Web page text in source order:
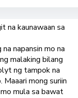
na kaunawaan sa
napansin mo na
malaking bilang
ng tampok na
mong suriin
mula sa bawat